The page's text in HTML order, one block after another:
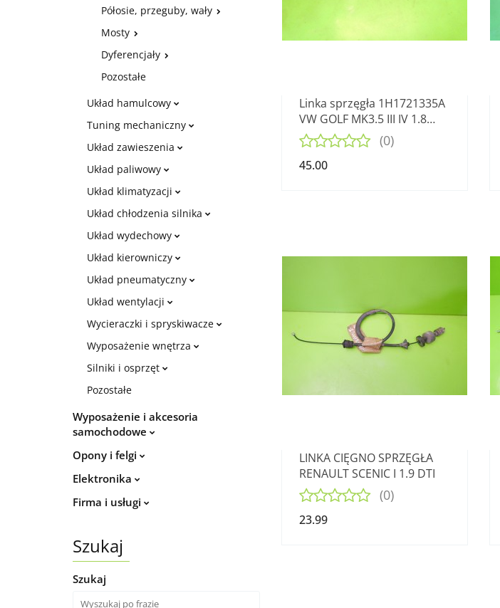
Półosie, przeguby, wały
Mosty
Dyferencjały
Pozostałe
Układ hamulcowy
Tuning mechaniczny
Układ zawieszenia
Układ paliwowy
Układ klimatyzacji
Układ chłodzenia silnika
Układ wydechowy
Układ kierowniczy
Układ pneumatyczny
Układ wentylacji
Wycieraczki i spryskiwacze
Wyposażenie wnętrza
Silniki i osprzęt
Pozostałe
Wyposażenie i akcesoria
samochodowe
Opony i felgi
Elektronika
Firma i usługi
Szukaj
Szukaj
Linka sprzęgła 1H1721335A
VW GOLF MK3.5 III IV 1.8
CABRIO 98-02 (0)
45.00
LINKA CIĘGNO SPRZĘGŁA
RENAULT SCENIC I 1.9 DTI
(0)
23.99